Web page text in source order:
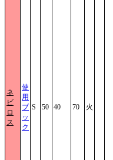
ネ
ビ
ロ
ス
使
用
ブ
ッ
ク
S 50 40 70 火